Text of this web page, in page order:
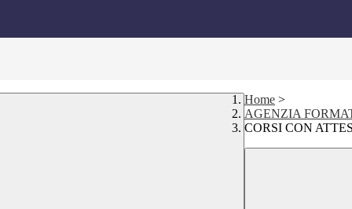
Home >
AGENZIA
CORSI CON